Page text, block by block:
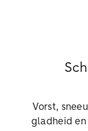
Vorst,
gladheid